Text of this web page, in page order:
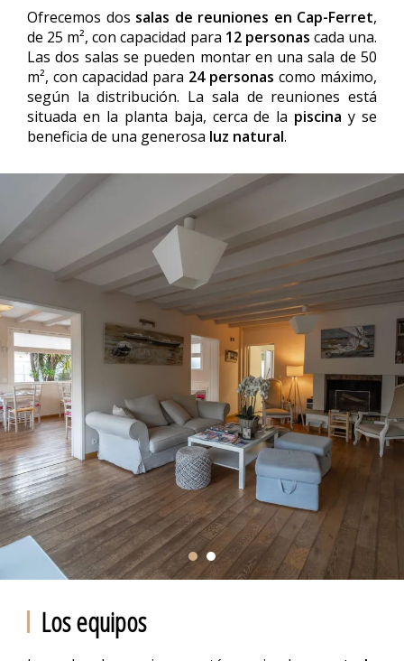
Ofrecemos dos salas de reuniones en Cap-Ferret,
de 25 m², con capacidad para 12 personas cada una.
Las dos salas se pueden montar en una sala de 50
m², con capacidad para 24 personas como máximo,
según la distribución. La sala de reuniones está
situada en la planta baja, cerca de la piscina y se
beneficia de una generosa luz natural.
Los equipos